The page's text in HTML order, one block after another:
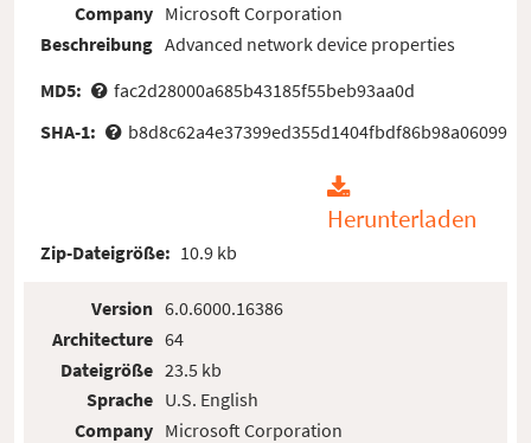
Company
Beschreibung
Microsoft Corporation
Advanced network device properties
MD5:
fac2d28000a685b43185f55beb93aa0d
SHA-1:
b8d8c62a4e37399ed355d1404fbdf86b98a06099
Herunterladen
Zip-Dateigröße: 10.9 kb
Version
Architecture
Dateigröße
Sprache
Company
6.0.6000.16386
64
23.5 kb
U.S. English
Microsoft Corporation